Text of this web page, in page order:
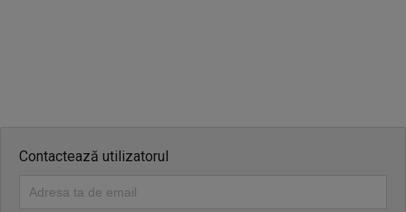
Contactează utilizatorul